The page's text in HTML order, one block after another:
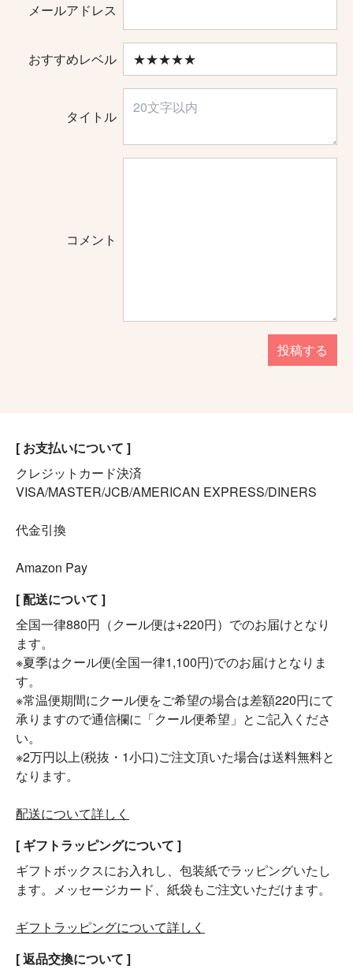
メールアドレス
おすすめレベル
タイトル
コメント
投稿する
[ お支払いについて ]
クレジットカード決済
VISA/MASTER/JCB/AMERICAN EXPRESS/DINERS
代金引換
Amazon Pay
[ 配送について ]
全国一律880円（クール便は+220円）でのお届けとなり
ます。
※夏季はクール便(全国一律1,100円)でのお届けとなりま
す。
※常温便期間にクール便をご希望の場合は差額220円にて
承りますので通信欄に「クール便希望」とご記入くださ
い。
※2万円以上(税抜・1小口)ご注文頂いた場合は送料無料と
なります。
配送について詳しく
[ ギフトラッピングについて ]
ギフトボックスにお入れし、包装紙でラッピングいたし
ます。メッセージカード、紙袋もご注文いただけます。
ギフトラッピングについて詳しく
[ 返品交換について ]